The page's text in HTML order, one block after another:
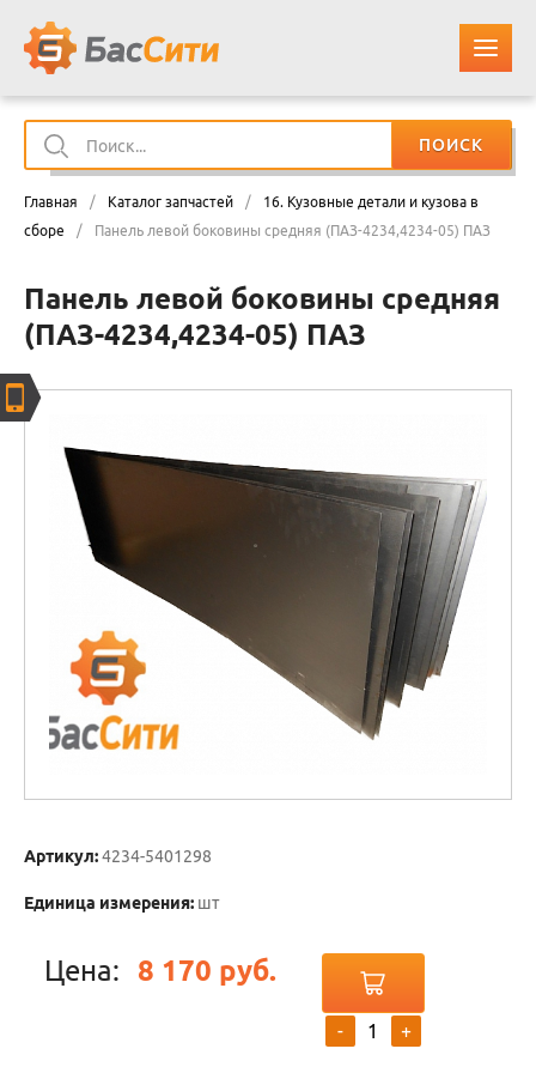
ПОИСК
Главная / Каталог запчастей /
16. Кузовные детали и кузова в
сборе
/ Панель левой боковины средняя (ПАЗ-4234,4234-05) ПАЗ
Панель левой боковины средняя
(ПАЗ-4234,4234-05) ПАЗ
Артикул:4234-5401298
Единица измерения: шт
Цена: 8 170 руб.
- +
КАТАЛОГ ЗАПЧАСТЕЙ
ОПЛАТА И ДОСТАВКА